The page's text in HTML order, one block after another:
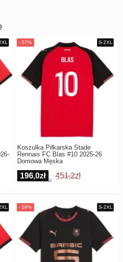
Koszulka Piłkarska Stade
Rennais FC Blas #10 2025-26
Domowa Męska
196,0zł 451,2zł